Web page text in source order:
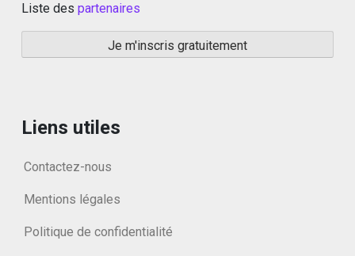
Liste des partenaires
Liens utiles
Contactez-nous
Mentions légales
Politique de confidentialité